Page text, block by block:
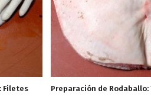
Filetes Preparación de Rodaballo: